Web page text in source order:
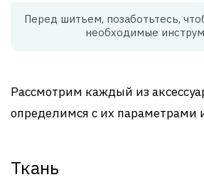
Перед шитьем, позаботьтесь,
необходимые
Рассмотрим каждый из
определимся с их параметрами
Ткань